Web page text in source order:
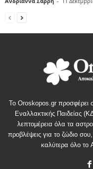
Το Oroskopos.gr προσφέρει
Εναλλακτικής Παιδείας
λεπτομέρεια όλα τα
προβλέψεις για το ζώδιο
καλύτερα όλο το